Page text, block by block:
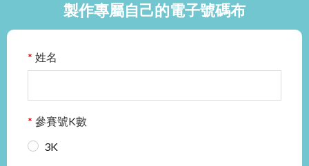
製作專屬自己的電子號碼布
姓名
參賽號K數
3K